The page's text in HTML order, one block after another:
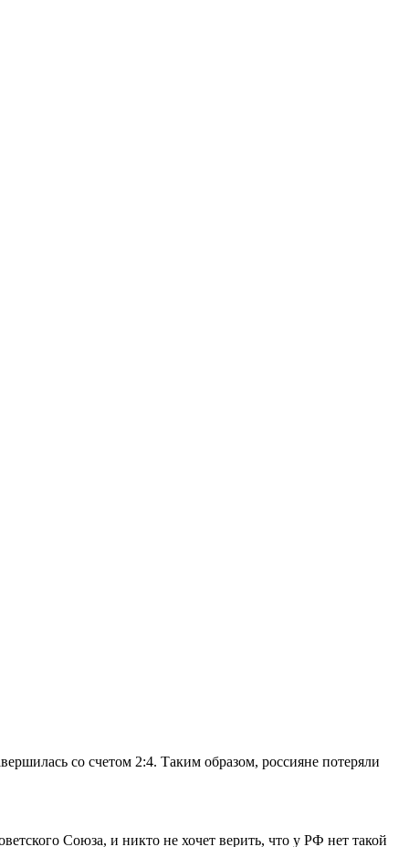
со счетом 2:4. Таким образом, россияне потеряли
Союза, и никто не хочет верить, что у РФ нет такой